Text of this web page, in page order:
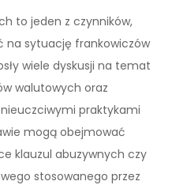
to jeden z czynników,
na sytuację frankowiczów
wiele dyskusji na temat
walutowych oraz
praktykami
mogą obejmować
klauzul abuzywnych czy
stosowanego przez